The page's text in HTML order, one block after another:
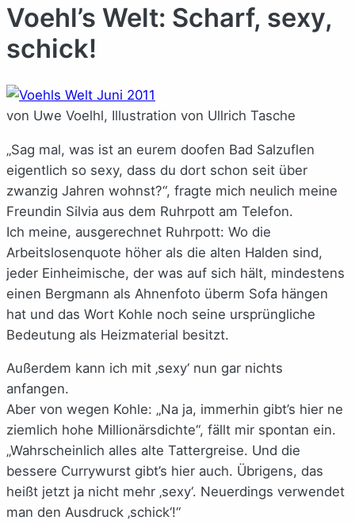
Voehl’s Welt: Scharf, sexy,
schick!
von Uwe Voelhl, Illustration von Ullrich Tasche
„Sag mal, was ist an eurem doofen Bad Salzuflen
eigentlich so sexy, dass du dort schon seit über
zwanzig Jahren wohnst?“, fragte mich neulich meine
Freundin Silvia aus dem Ruhrpott am Telefon.
Ich meine, ausgerechnet Ruhrpott: Wo die
Arbeitslosenquote höher als die alten Halden sind,
jeder Einheimische, der was auf sich hält, mindestens
einen Bergmann als Ahnenfoto überm Sofa hängen
hat und das Wort Kohle noch seine ursprüngliche
Bedeutung als Heizmaterial besitzt.
Außerdem kann ich mit ‚sexy‘ nun gar nichts
anfangen.
Aber von wegen Kohle: „Na ja, immerhin gibt’s hier ne
ziemlich hohe Millionärsdichte“, fällt mir spontan ein.
„Wahrscheinlich alles alte Tattergreise. Und die
bessere Currywurst gibt’s hier auch. Übrigens, das
heißt jetzt ja nicht mehr ‚sexy‘. Neuerdings verwendet
man den Ausdruck ‚schick‘!“